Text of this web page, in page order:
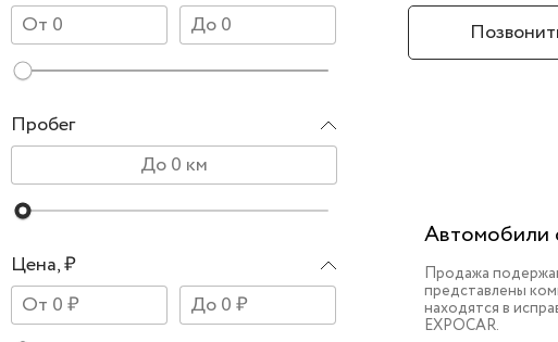
Пробег
Цена, ₽
Автомобили
Продажа
представлены
находятся в
EXPOCAR.